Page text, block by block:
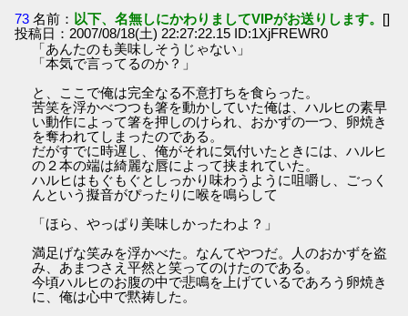
73 名前： 以下、名無しにかわりましてVIPがお送りします。 []
投稿日：2007/08/18(土) 22:27:22.15 ID:1XjFREWR0
「あんたのも美味しそうじゃない」
「本気で言ってるのか？」
と、ここで俺は完全なる不意打ちを食らった。
苦笑を浮かべつつも箸を動かしていた俺は、ハルヒの素早
い動作によって箸を押しのけられ、おかずの一つ、卵焼き
を奪われてしまったのである。
だがすでに時遅し、俺がそれに気付いたときには、ハルヒ
の２本の端は綺麗な唇によって挟まれていた。
ハルヒはもぐもぐとしっかり味わうように咀嚼し、ごっく
んという擬音がぴったりに喉を鳴らして
「ほら、やっぱり美味しかったわよ？」
満足げな笑みを浮かべた。なんてやつだ。人のおかずを盗
み、あまつさえ平然と笑ってのけたのである。
今頃ハルヒのお腹の中で悲鳴を上げているであろう卵焼き
に、俺は心中で黙祷した。